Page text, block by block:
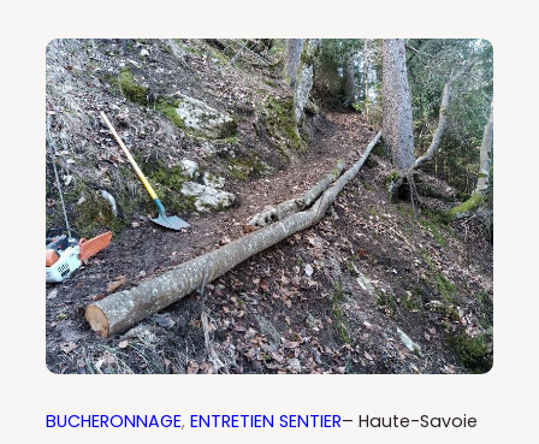
BUCHERONNAGE, ENTRETIEN SENTIER– Haute-Savoie